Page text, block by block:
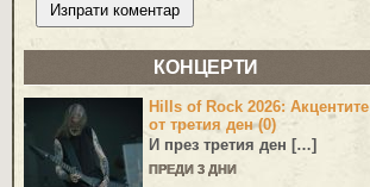
КОНЦЕРТИ
Hills of Rock 2026: Акцентите
от третия ден (0)
И през третия ден […]
ПРЕДИ 3 ДНИ